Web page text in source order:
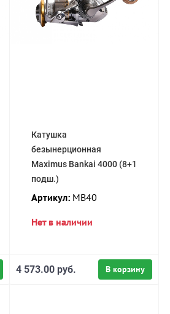
Катушка
безынерционная
Maximus Bankai 4000 (8+1
подш.)
Артикул:MB40
Нет в наличии
В корзину
4 573.00 руб.